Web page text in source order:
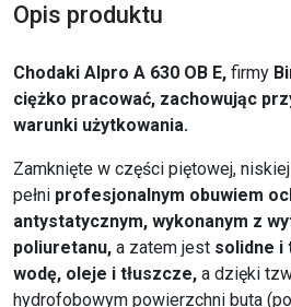
Opis produktu
Chodaki Alpro A 630 OB E, firmy
ciężko pracować, zachowując
warunki użytkowania.
Zamknięte w części piętowej,
pełni profesjonalnym obuwiem
antystatycznym, wykonanym z
poliuretanu, a zatem jest solidne i
wodę, oleje i tłuszcze, a dzięki
hydrofobowym powierzchni buta